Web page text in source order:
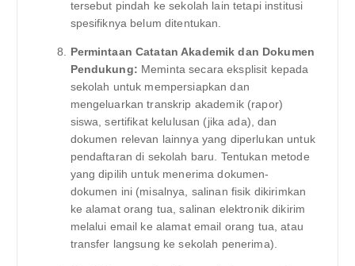
tersebut pindah ke sekolah lain tetapi institusi
spesifiknya belum ditentukan.
Permintaan Catatan Akademik dan Dokumen
Pendukung: Meminta secara eksplisit kepada
sekolah untuk mempersiapkan dan
mengeluarkan transkrip akademik (rapor)
siswa, sertifikat kelulusan (jika ada), dan
dokumen relevan lainnya yang diperlukan untuk
pendaftaran di sekolah baru. Tentukan metode
yang dipilih untuk menerima dokumen-
dokumen ini (misalnya, salinan fisik dikirimkan
ke alamat orang tua, salinan elektronik dikirim
melalui email ke alamat email orang tua, atau
transfer langsung ke sekolah penerima).